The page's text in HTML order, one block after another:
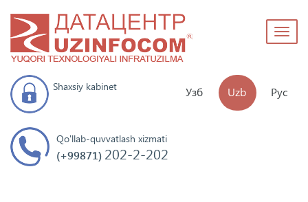
Узб Uzb Рус
Shaxsiy kabinet
Qo'llab-quvvatlash xizmati
(+99871) 202-2-202